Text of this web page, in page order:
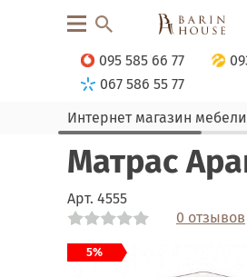
095 585 66 77
067 586 55 77
Интернет магазин мебели
Матрас
Арт. 4555
0 отзывов
5%
Link